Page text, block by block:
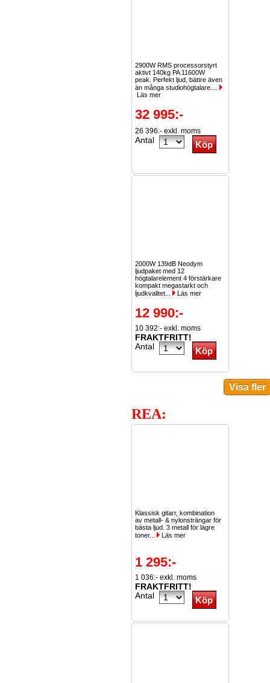
2900W RMS processorstyrt
aktivt 140kg PA 11600W
peak. Perfekt ljud, bättre även
än många studiohögtalare....
Läs mer
32 995:-
26 396:- exkl. moms
Antal
2000W 139dB Neodym
ljudpaket med 12
högtalarelement 4 förstärkare
kompakt megastarkt och
ljudkvalitet...
Läs mer
12 990:-
10 392:- exkl. moms
FRAKTFRITT!
Antal
REA:
Klassisk gitarr, kombination
av metall- & nylonsträngar för
bästa ljud. 3 metall för lägre
toner...
Läs mer
1 295:-
1 036:- exkl. moms
FRAKTFRITT!
Antal